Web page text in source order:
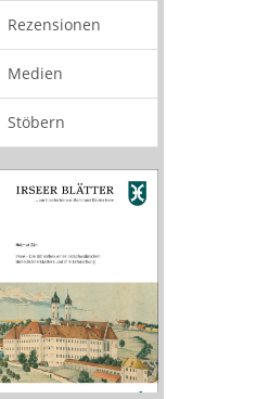
Rezensionen
Medien
Stöbern